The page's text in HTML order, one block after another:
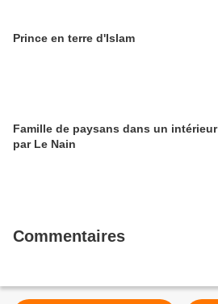
Prince en terre d'Islam
Famille de paysans dans un intérieur
par Le Nain
Commentaires